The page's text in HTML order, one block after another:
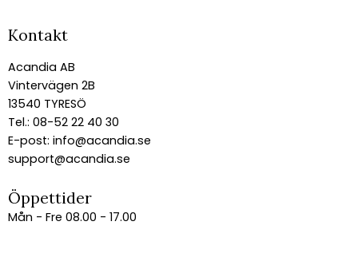
Kontakt
Acandia AB
Vintervägen 2B
13540 TYRESÖ
Tel.: 08-52 22 40 30
E-post: info@acandia.se
support@acandia.se
Öppettider
Mån - Fre 08.00 - 17.00